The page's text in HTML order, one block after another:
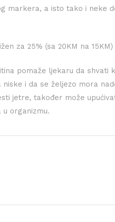
markera, a isto tako i neke
za 25% (sa 20KM na 15KM)
pomaže ljekaru da shvati
niske i da se željezo mora
jetre, također može
u organizmu.